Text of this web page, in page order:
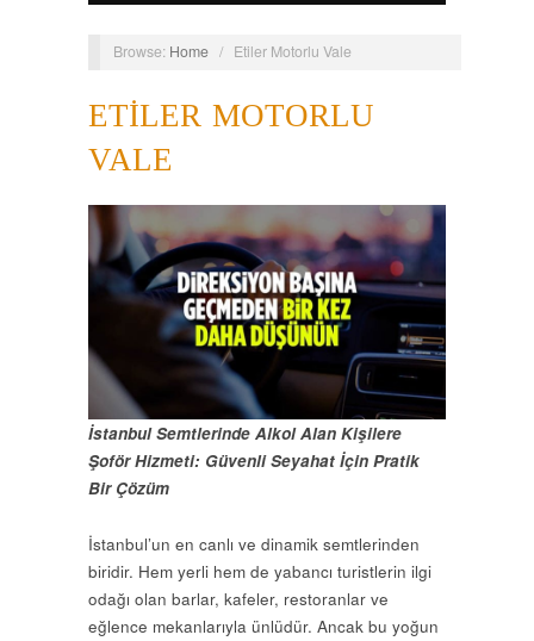
Browse: Home / Etiler Motorlu Vale
ETILER MOTORLU
VALE
İstanbul Semtlerinde Alkol Alan Kişilere
Şoför Hizmeti: Güvenli Seyahat İçin Pratik
Bir Çözüm
İstanbul’un en canlı ve dinamik semtlerinden
biridir. Hem yerli hem de yabancı turistlerin ilgi
odağı olan barlar, kafeler, restoranlar ve
eğlence mekanlarıyla ünlüdür. Ancak bu yoğun